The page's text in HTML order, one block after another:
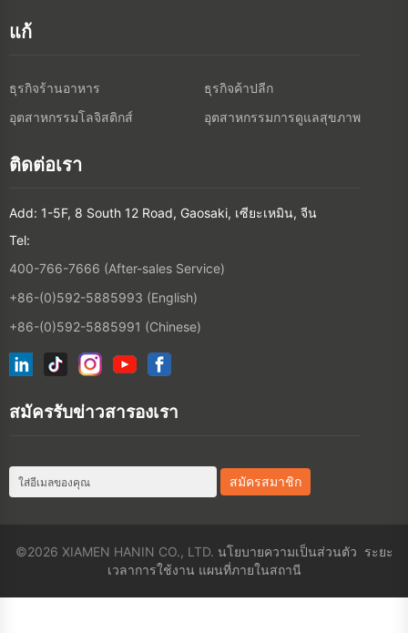
แก้
ธุรกิจร้านอาหาร
ธุรกิจค้าปลีก
อุตสาหกรรมโลจิสติกส์
อุตสาหกรรมการดูแลสุขภาพ
ติดต่อเรา
Add: 1-5F, 8 South 12 Road, Gaosaki, เซียะเหมิน, จีน
Tel:
400-766-7666 (After-sales Service)
+86-(0)592-5885993 (English)
+86-(0)592-5885991 (Chinese)
สมัครรับข่าวสารองเรา
©2026 XIAMEN HANIN CO., LTD. นโยบายความเป็นส่วนตัว ระยะ
เวลาการใช้งาน แผนที่ภายในสถานี